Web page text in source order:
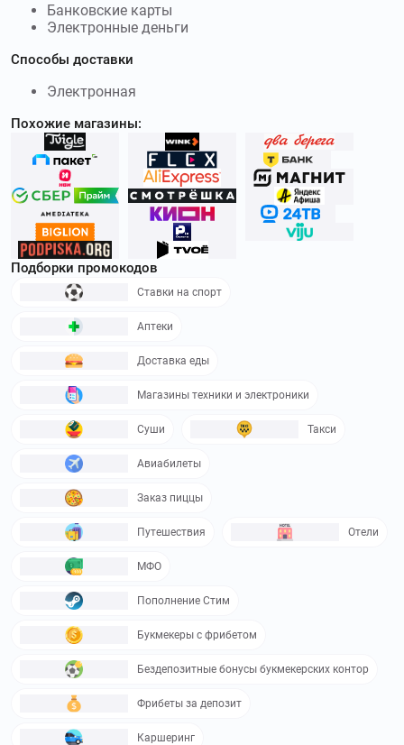
Банковские карты
Электронные деньги
Способы доставки
Электронная
Похожие магазины:
Подборки промокодов
Ставки на спорт
Аптеки
Доставка еды
Магазины техники и электроники
Суши Такси
Авиабилеты
Заказ пиццы
Путешествия Отели
МФО
Пополнение Стим
Букмекеры с фрибетом
Бездепозитные бонусы букмекерских контор
Фрибеты за депозит
Каршеринг